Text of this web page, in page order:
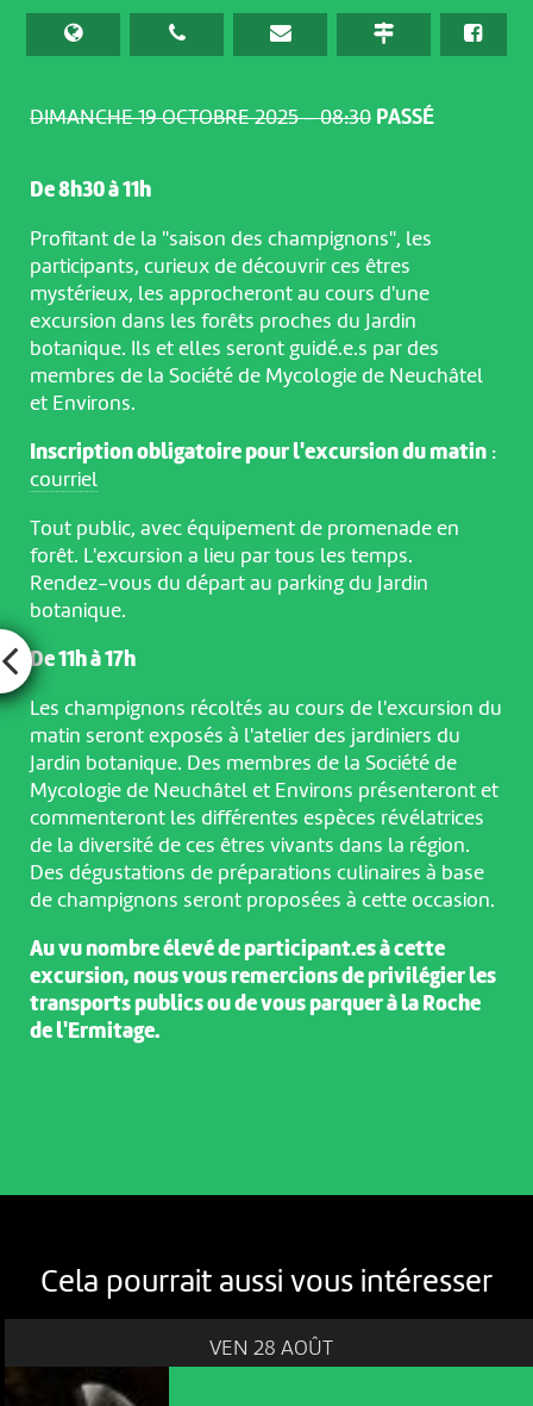
DIMANCHE 19 OCTOBRE 2025 – 08:30 PASSÉ
De 8h30 à 11h
Profitant de la "saison des champignons", les
participants, curieux de découvrir ces êtres
mystérieux, les approcheront au cours d'une
excursion dans les forêts proches du Jardin
botanique. Ils et elles seront guidé.e.s par des
membres de la Société de Mycologie de Neuchâtel
et Environs.
Inscription obligatoire pour l'excursion du matin:
courriel
Tout public, avec équipement de promenade en
forêt. L'excursion a lieu par tous les temps.
Rendez-vous du départ au parking du Jardin
botanique.
De 11h à 17h
Les champignons récoltés au cours de l'excursion du
matin seront exposés à l'atelier des jardiniers du
Jardin botanique. Des membres de la Société de
Mycologie de Neuchâtel et Environs présenteront et
commenteront les différentes espèces révélatrices
de la diversité de ces êtres vivants dans la région.
Des dégustations de préparations culinaires à base
de champignons seront proposées à cette occasion.
Au vu nombre élevé de participant.es à cette
excursion, nous vous remercions de privilégier les
transports publics ou de vous parquer à la Roche
de l'Ermitage.
Cela pourrait aussi vous intéresser
VEN 28 AOÛT